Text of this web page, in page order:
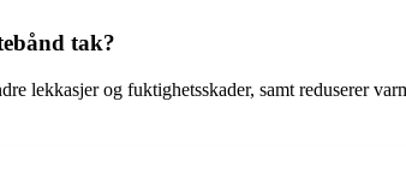
tak?
lekkasjer og fuktighetsskader, samt reduserer